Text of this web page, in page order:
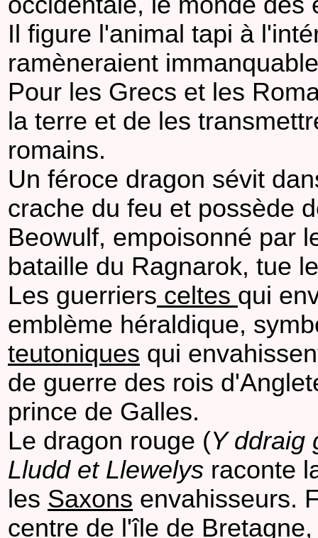
Il figure l'animal tapi à
ramèneraient
Pour les Grecs et les
la terre et de les
romains.
Un féroce dragon sévit
crache du feu et possède
Beowulf, empoisonné par
bataille du Ragnarok, tue
Les guerriers celtes qui
emblème héraldique,
teutoniques qui
de guerre des rois
prince de Galles.
Le dragon rouge (Y ddraig
Lludd et Llewelys raconte
les Saxons envahisseurs.
centre de l'île de